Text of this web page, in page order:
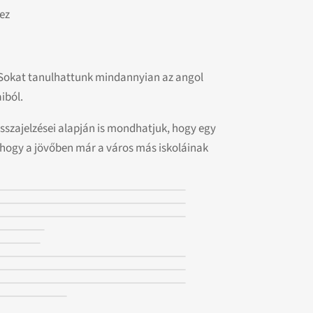
tanulhattunk mindannyian az angol
alapján is mondhatjuk, hogy egy
a jövőben már a város más iskoláinak